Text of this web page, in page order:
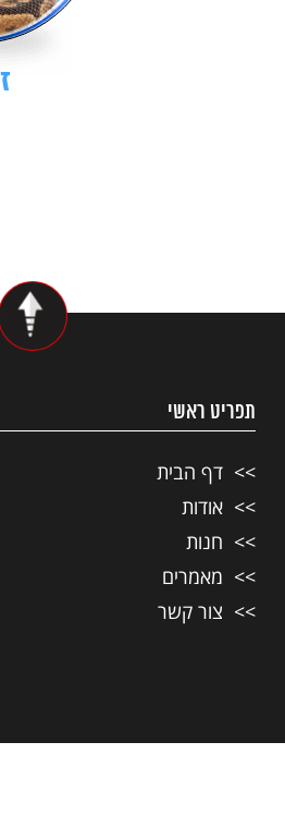
תפריט ראשי
דף הבית
אודות
חנות
מאמרים
צור קשר